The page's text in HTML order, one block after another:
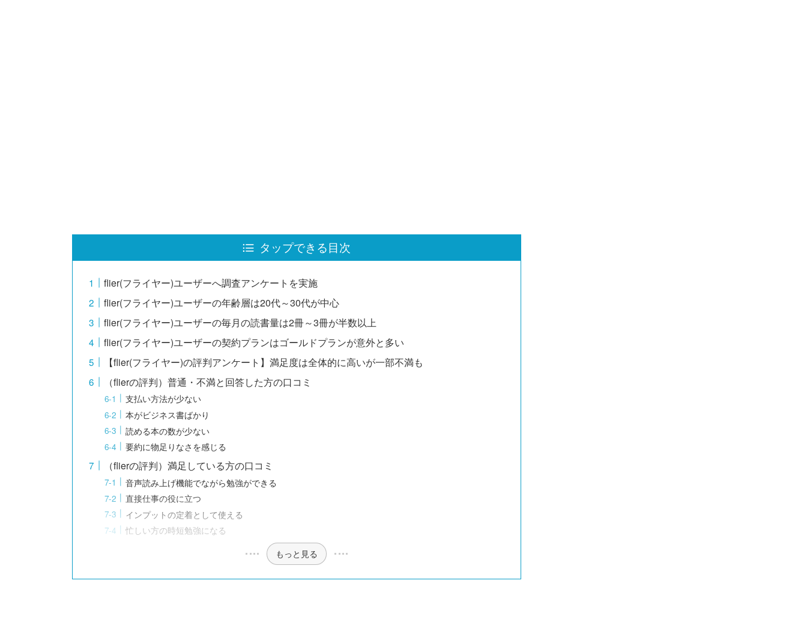
タップできる目次
flier(フライヤー)ユーザーへ調査アンケートを実施
flier(フライヤー)ユーザーの年齢層は20代～30代が中心
flier(フライヤー)ユーザーの毎月の読書量は2冊～3冊が半数以上
flier(フライヤー)ユーザーの契約プランはゴールドプランが意外と多い
【flier(フライヤー)の評判アンケート】満足度は全体的に高いが一部不満も
（flierの評判）普通・不満と回答した方の口コミ
支払い方法が少ない
本がビジネス書ばかり
読める本の数が少ない
要約に物足りなさを感じる
（flierの評判）満足している方の口コミ
音声読み上げ機能でながら勉強ができる
直接仕事の役に立つ
インプットの定着として使える
忙しい方の時短勉強になる
もっと見る